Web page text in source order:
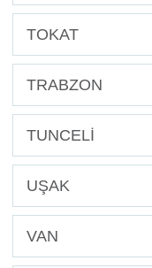
TOKAT
TRABZON
TUNCELİ
UŞAK
VAN